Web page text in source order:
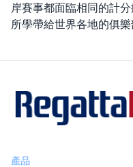
岸賽事都面臨相同的計
所學帶給世界各地的俱樂
產品